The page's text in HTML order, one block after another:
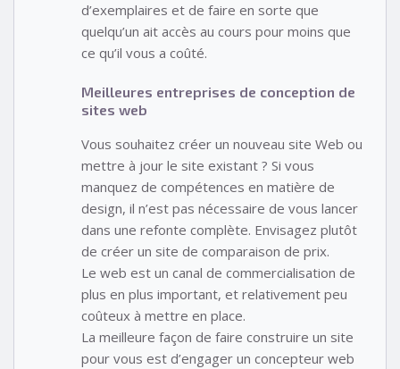
d’exemplaires et de faire en sorte que
quelqu’un ait accès au cours pour moins que
ce qu’il vous a coûté.
Meilleures entreprises de conception de
sites web
Vous souhaitez créer un nouveau site Web ou
mettre à jour le site existant ? Si vous
manquez de compétences en matière de
design, il n’est pas nécessaire de vous lancer
dans une refonte complète. Envisagez plutôt
de créer un site de comparaison de prix.
Le web est un canal de commercialisation de
plus en plus important, et relativement peu
coûteux à mettre en place.
La meilleure façon de faire construire un site
pour vous est d’engager un concepteur web